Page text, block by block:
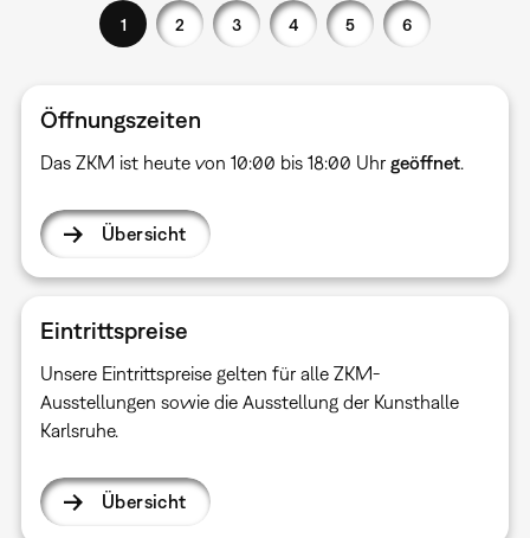
1 2 3 4 5 6
Öffnungszeiten
Das ZKM ist heute von 10:00 bis 18:00 Uhr geöffnet.
Übersicht
Eintrittspreise
Unsere Eintrittspreise gelten für alle ZKM-
Ausstellungen sowie die Ausstellung der Kunsthalle
Karlsruhe.
Übersicht